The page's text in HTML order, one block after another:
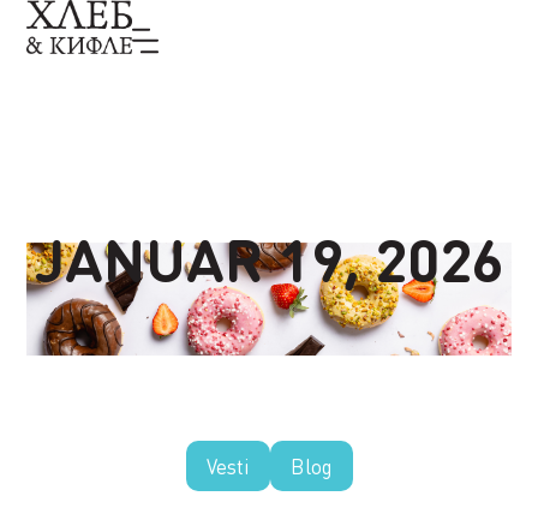
JANUAR 19, 2026
Vesti Blog